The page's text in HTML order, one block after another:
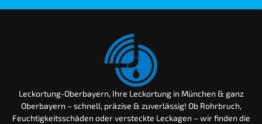
Leckortung-Oberbayern, Ihre Leckortung in München & ganz
Oberbayern – schnell, präzise & zuverlässig! Ob Rohrbruch,
Feuchtigkeitsschäden oder versteckte Leckagen – wir finden die